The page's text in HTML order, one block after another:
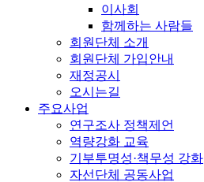
이사회
함께하는 사람들
회원단체 소개
회원단체 가입안내
재정공시
오시는길
주요사업
연구조사 정책제언
역량강화 교육
기부투명성·책무성 강화
자선단체 공동사업